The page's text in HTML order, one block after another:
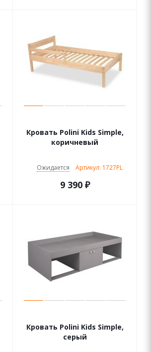
Кровать Polini Kids Simple,
коричневый
Ожидается Артикул: 1727PL
9 390₽
Кровать Polini Kids Simple,
серый